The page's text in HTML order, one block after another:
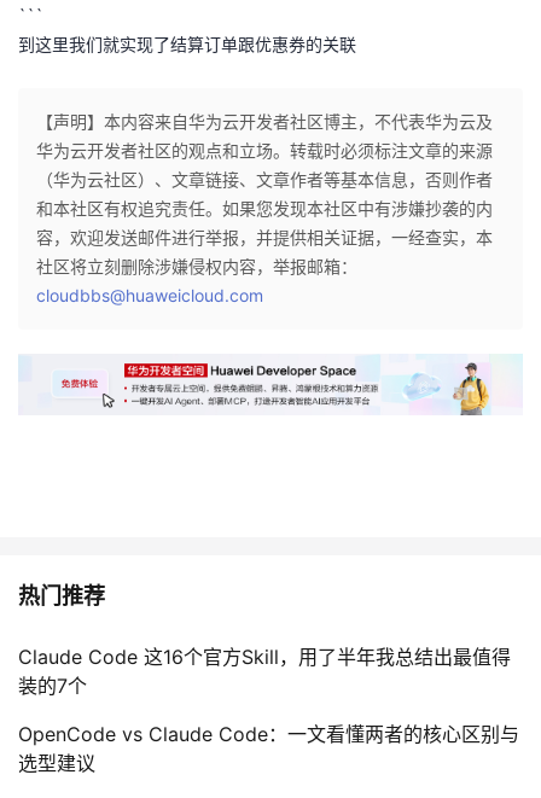
```
到这里我们就实现了结算订单跟优惠券的关联
【声明】本内容来自华为云开发者社区博主，不代表华为云及
华为云开发者社区的观点和立场。转载时必须标注文章的来源
（华为云社区）、文章链接、文章作者等基本信息，否则作者
和本社区有权追究责任。如果您发现本社区中有涉嫌抄袭的内
容，欢迎发送邮件进行举报，并提供相关证据，一经查实，本
社区将立刻删除涉嫌侵权内容，举报邮箱：
cloudbbs@huaweicloud.com
热门推荐
Claude Code 这16个官方Skill，用了半年我总结出最值得
装的7个
OpenCode vs Claude Code：一文看懂两者的核心区别与
选型建议